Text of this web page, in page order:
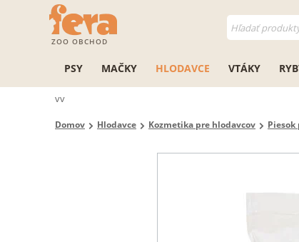
ZOO OBCHOD
PSY MAČKY HLODAVCE VTÁKY
vv
Domov Hlodavce Kozmetika pre hlodavcov